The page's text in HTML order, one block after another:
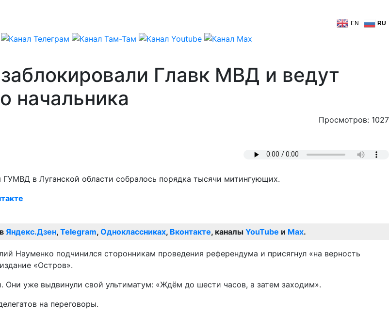
EN RU
Главк МВД и ведут
начальника
Просмотров: 1027
в Луганской области собралось порядка тысячи митингующих.
Яндекс.Дзен, Telegram, Одноклассниках, Вконтакте, каналы YouTube и Max.
Науменко подчинился сторонникам проведения референдума и присягнул «на верность
«Остров».
уже выдвинули свой ультиматум: «Ждём до шести часов, а затем заходим».
на переговоры.